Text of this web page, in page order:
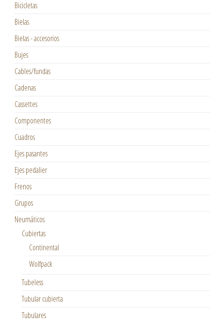
Bicicletas
Bielas
Bielas - accesorios
Bujes
Cables/fundas
Cadenas
Cassettes
Componentes
Cuadros
Ejes pasantes
Ejes pedalier
Frenos
Grupos
Neumáticos
Cubiertas
Continental
Wolfpack
Tubeless
Tubular cubierta
Tubulares